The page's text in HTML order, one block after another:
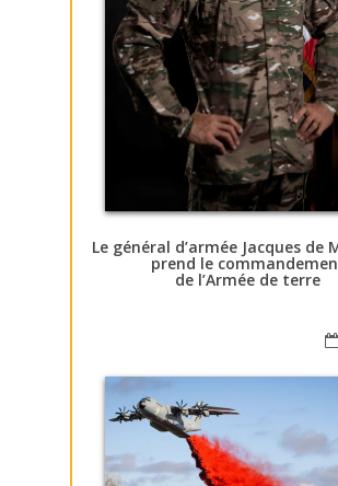
Le général d’armée Jacques de
prend le
de l’Armée de terre